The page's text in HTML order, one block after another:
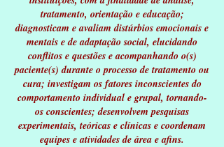
tratamento, orientação e educação;
diagnosticam e avaliam distúrbios emocionais e
mentais e de adaptação social, elucidando
conflitos e questões e acompanhando o(s)
paciente(s) durante o processo de tratamento ou
cura; investigam os fatores inconscientes do
comportamento individual e grupal, tornando-
os conscientes; desenvolvem pesquisas
experimentais, teóricas e clínicas e coordenam
equipes e atividades de área e afins.